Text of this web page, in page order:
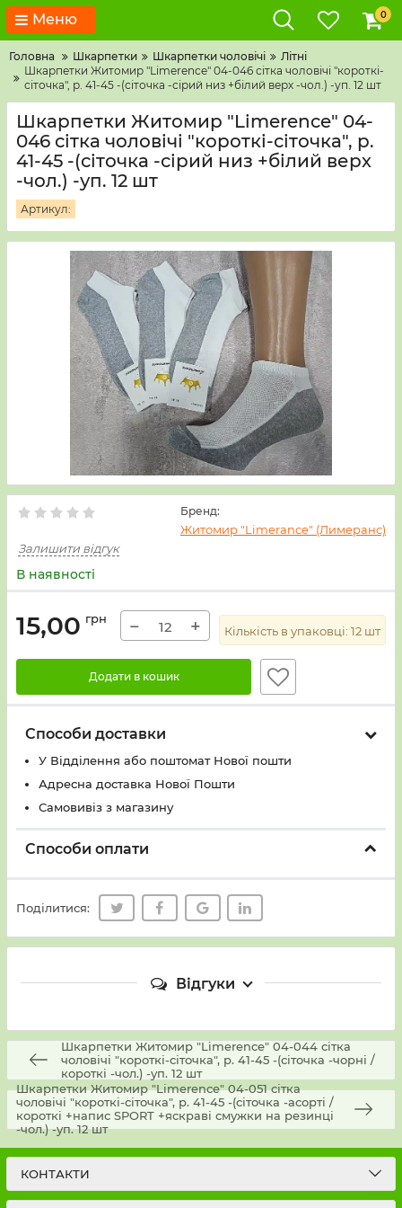
Меню 0
Головна Шкарпетки Шкарпетки чоловічі
Літні
Шкарпетки Житомир "Limerence" 04-046 сітка чоловічі "короткі-
сіточка", р. 41-45 -(сіточка -сірий низ +білий верх -чол.) -уп. 12 шт
Шкарпетки Житомир "Limerence" 04-
046 сітка чоловічі "короткі-сіточка", р.
41-45 -(сіточка -сірий низ +білий верх
-чол.) -уп. 12 шт
Артикул:
Бренд:
Житомир "Limerance" (Лимеранс)
Залишити відгук
В наявності
15,00 грн − + Кількість в упаковці: 12 шт
Додати в кошик
Способи доставки
У Вiддiлення або поштомат Нової пошти
Адресна доставка Нової Пошти
Самовивіз з магазину
Способи оплати
Поділитися:
Відгуки
Шкарпетки Житомир "Limerence" 04-044 сітка
чоловічі "короткі-сіточка", р. 41-45 -(сіточка -чорні /
короткі -чол.) -уп. 12 шт
Шкарпетки Житомир "Limerence" 04-051 сітка
чоловічі "короткі-сіточка", р. 41-45 -(сіточка -асорті /
короткі +напис SPORT +яскраві смужки на резинці
-чол.) -уп. 12 шт
КОНТАКТИ